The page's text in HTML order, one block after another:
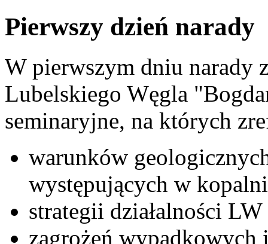
Pierwszy dzień narady
W pierwszym dniu narady
Lubelskiego Węgla
seminaryjne, na których
warunków
występujących w
strategii działalności
zagrożeń